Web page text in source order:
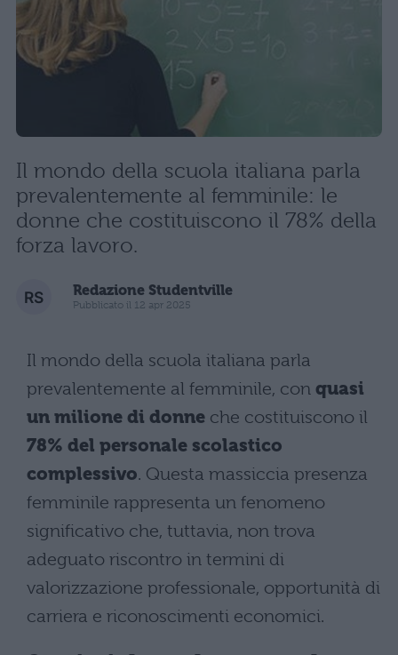
Il mondo della scuola italiana parla
prevalentemente al femminile: le
donne che costituiscono il 78% della
forza lavoro.
Redazione Studentville
Pubblicato il 12 apr 2025
Il mondo della scuola italiana parla
prevalentemente al femminile, con quasi
un milione di donne che costituiscono il
78% del personale scolastico
complessivo. Questa massiccia presenza
femminile rappresenta un fenomeno
significativo che, tuttavia, non trova
adeguato riscontro in termini di
valorizzazione professionale, opportunità di
carriera e riconoscimenti economici.